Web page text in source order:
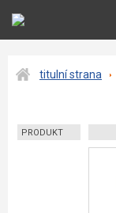
titulní strana
PRODUKT